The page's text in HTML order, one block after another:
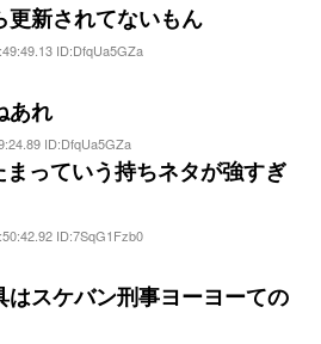
更新されてないもん
ID:DfqUa5GZa
あれ
ID:DfqUa5GZa
っていう持ちネタが強すぎ
ID:7SqG1Fzb0
スケバン刑事ヨーヨーての